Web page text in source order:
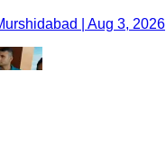
| Aug 3, 2026